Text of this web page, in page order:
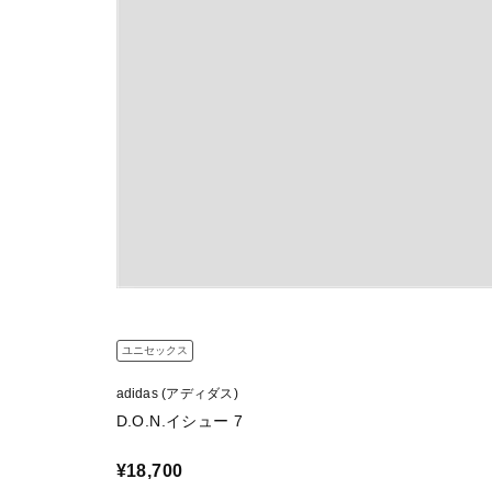
ユニセックス
adidas (アディダス)
D.O.N.イシュー 7
¥18,700